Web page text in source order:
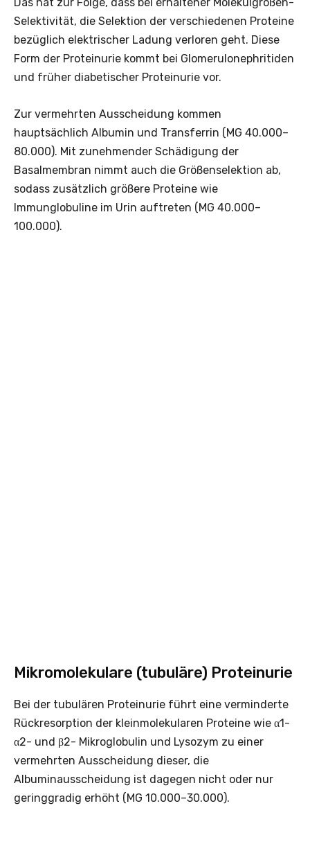
Das hat zur Folge, dass bei erhaltener Molekülgrößen-
Selektivität, die Selektion der verschiedenen Proteine
bezüglich elektrischer Ladung verloren geht. Diese
Form der Proteinurie kommt bei Glomerulonephritiden
und früher diabetischer Proteinurie vor.
Zur vermehrten Ausscheidung kommen
hauptsächlich Albumin und Transferrin (MG 40.000–
80.000). Mit zunehmender Schädigung der
Basalmembran nimmt auch die Größenselektion ab,
sodass zusätzlich größere Proteine wie
Immunglobuline im Urin auftreten (MG 40.000–
100.000).
Mikromolekulare (tubuläre) Proteinurie
Bei der tubulären Proteinurie führt eine verminderte
Rück­resorption der kleinmolekularen Proteine wie α1-
α2- und β2- Mikroglobulin und Lysozym zu einer
vermehrten Ausscheidung dieser, die
Albuminausscheidung ist dagegen nicht oder nur
geringgradig erhöht (MG 10.000–30.000).